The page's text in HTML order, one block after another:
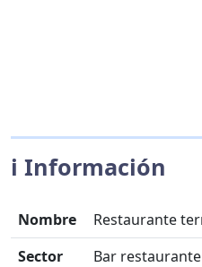
ℹ️ Información
Nombre
Restaurante
Sector
Bar restaurante